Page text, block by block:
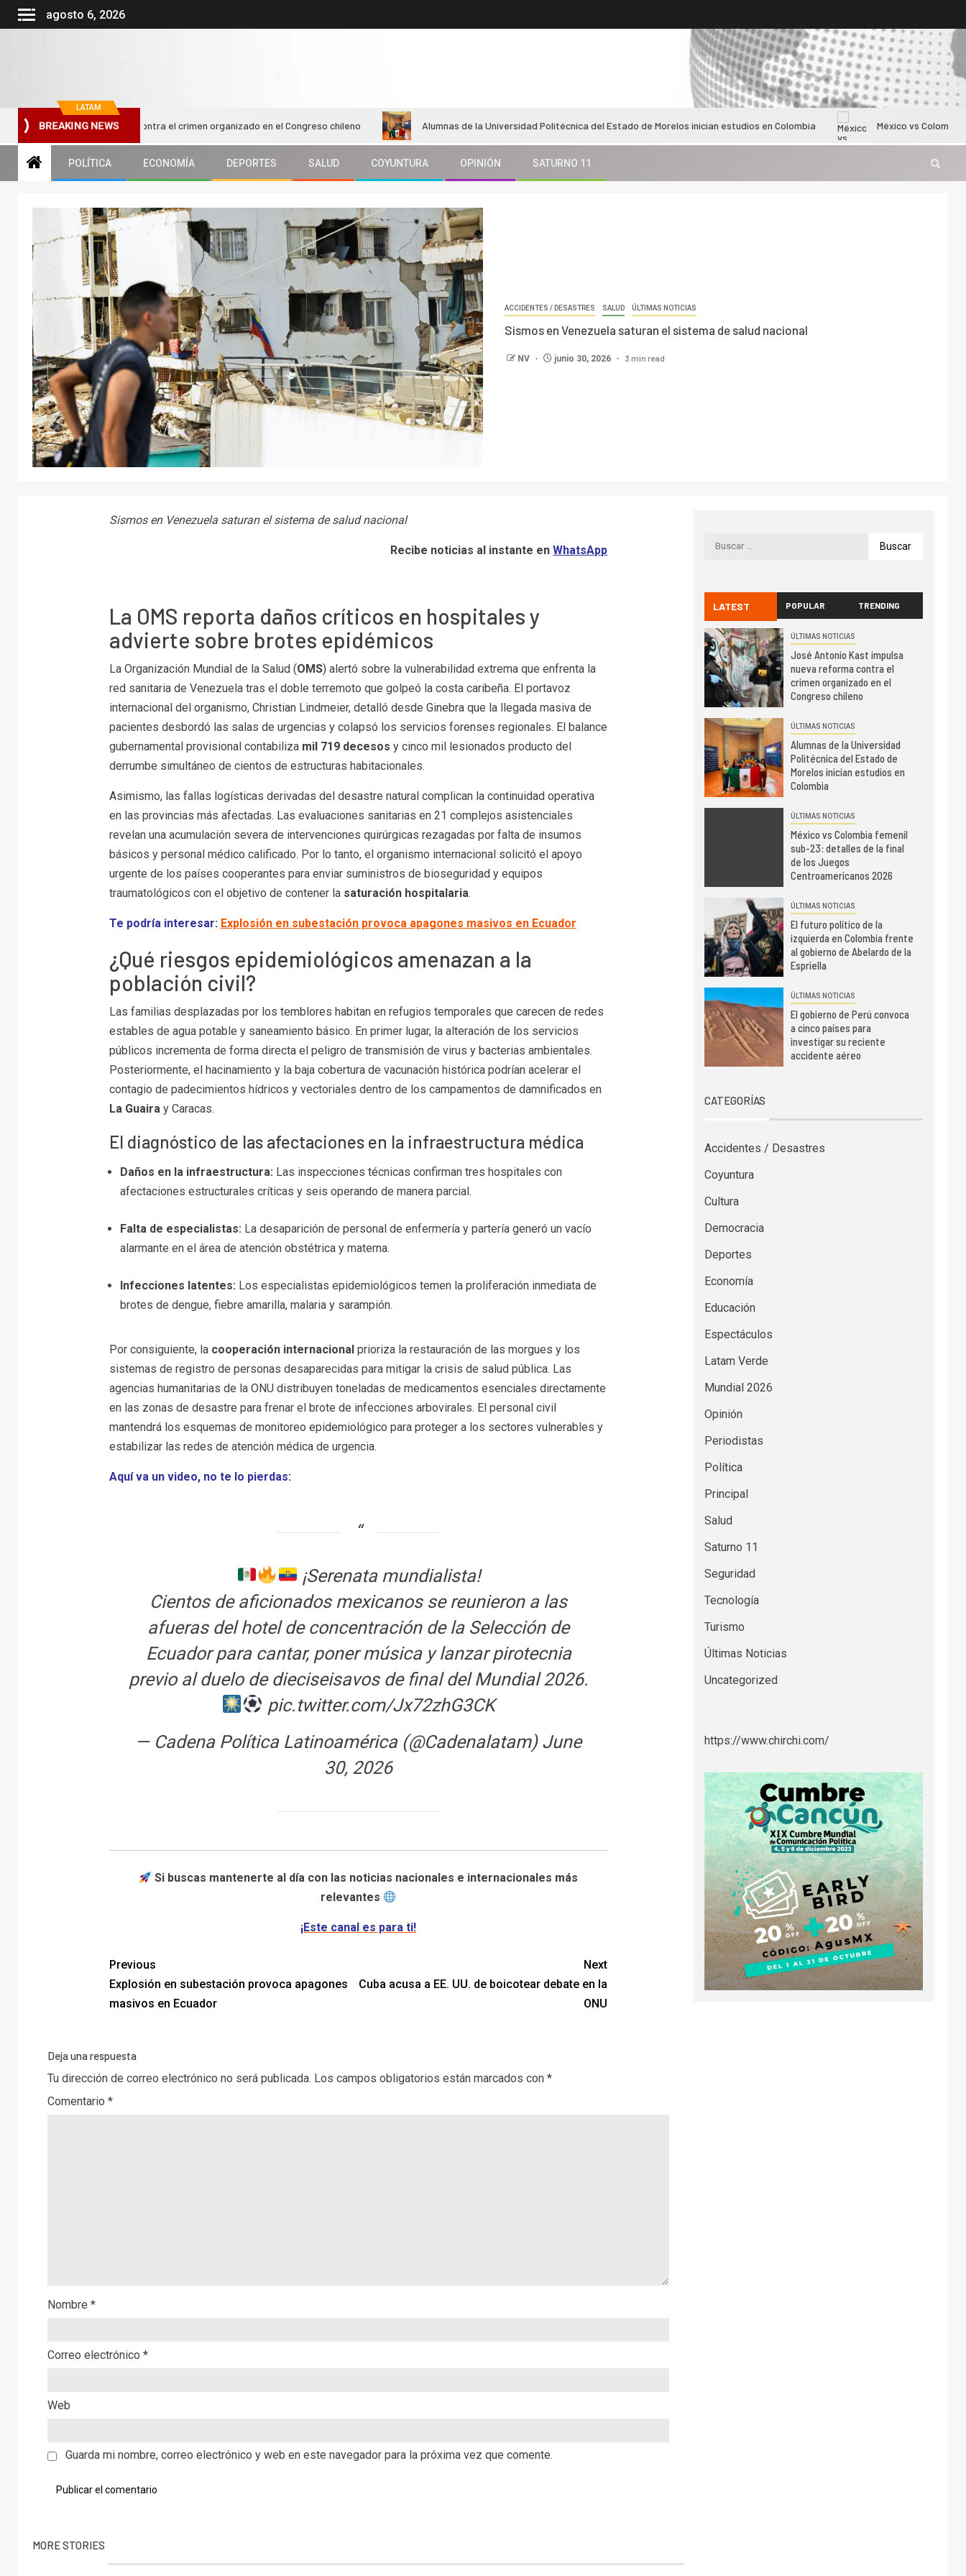
agosto 6, 2026
LATAM
BREAKING NEWS
nueva reforma contra el crimen organizado en el Congreso chileno Alumnas de la Universidad Politécnica del Estado de Morelos inician estudios en Colombia México vs Colombia femenil
POLÍTICA ECONOMÍA DEPORTES SALUD COYUNTURA OPINIÓN SATURNO 11
ACCIDENTES / DESASTRES SALUD ÚLTIMAS NOTICIAS
Sismos en Venezuela saturan el sistema de salud nacional
NV junio 30, 2026 3 min read
Sismos en Venezuela saturan el sistema de salud nacional
Recibe noticias al instante enWhatsApp
La OMS reporta daños críticos en hospitales y
advierte sobre brotes epidémicos
La Organización Mundial de la Salud (OMS) alertó sobre la vulnerabilidad extrema que enfrenta la
red sanitaria de Venezuela tras el doble terremoto que golpeó la costa caribeña. El portavoz
internacional del organismo, Christian Lindmeier, detalló desde Ginebra que la llegada masiva de
pacientes desbordó las salas de urgencias y colapsó los servicios forenses regionales. El balance
gubernamental provisional contabiliza mil 719 decesos y cinco mil lesionados producto del
derrumbe simultáneo de cientos de estructuras habitacionales.
Asimismo, las fallas logísticas derivadas del desastre natural complican la continuidad operativa
en las provincias más afectadas. Las evaluaciones sanitarias en 21 complejos asistenciales
revelan una acumulación severa de intervenciones quirúrgicas rezagadas por falta de insumos
básicos y personal médico calificado. Por lo tanto, el organismo internacional solicitó el apoyo
urgente de los países cooperantes para enviar suministros de bioseguridad y equipos
traumatológicos con el objetivo de contener la saturación hospitalaria.
Te podría interesar: Explosión en subestación provoca apagones masivos en Ecuador
¿Qué riesgos epidemiológicos amenazan a la
población civil?
Las familias desplazadas por los temblores habitan en refugios temporales que carecen de redes
estables de agua potable y saneamiento básico. En primer lugar, la alteración de los servicios
públicos incrementa de forma directa el peligro de transmisión de virus y bacterias ambientales.
Posteriormente, el hacinamiento y la baja cobertura de vacunación histórica podrían acelerar el
contagio de padecimientos hídricos y vectoriales dentro de los campamentos de damnificados en
La Guairay Caracas.
El diagnóstico de las afectaciones en la infraestructura médica
Daños en la infraestructura: Las inspecciones técnicas confirman tres hospitales con
afectaciones estructurales críticas y seis operando de manera parcial.
Falta de especialistas: La desaparición de personal de enfermería y partería generó un vacío
alarmante en el área de atención obstétrica y materna.
Infecciones latentes: Los especialistas epidemiológicos temen la proliferación inmediata de
brotes de dengue, fiebre amarilla, malaria y sarampión.
Por consiguiente, la cooperación internacionalprioriza la restauración de las morgues y los
sistemas de registro de personas desaparecidas para mitigar la crisis de salud pública. Las
agencias humanitarias de la ONU distribuyen toneladas de medicamentos esenciales directamente
en las zonas de desastre para frenar el brote de infecciones arbovirales. El personal civil
mantendrá los esquemas de monitoreo epidemiológico para proteger a los sectores vulnerables y
estabilizar las redes de atención médica de urgencia.
Aquí va un video, no te lo pierdas:
¡Serenata mundialista!
Cientos de aficionados mexicanos se reunieron a las
afueras del hotel de concentración de la Selección de
Ecuador para cantar, poner música y lanzar pirotecnia
previo al duelo de dieciseisavos de final del Mundial 2026.
pic.twitter.com/Jx72zhG3CK
— Cadena Política Latinoamérica (@Cadenalatam) June
30, 2026
Si buscas mantenerte al día con las noticias nacionales e internacionales más
relevantes
¡Este canal es para ti!
Previous
Explosión en subestación provoca apagones
masivos en Ecuador
Next
Cuba acusa a EE. UU. de boicotear debate en la
ONU
Deja una respuesta
Tu dirección de correo electrónico no será publicada. Los campos obligatorios están marcados con *
Comentario *
Nombre *
Correo electrónico *
Web
Guarda mi nombre, correo electrónico y web en este navegador para la próxima vez que comente.
MORE STORIES
LATEST POPULAR TRENDING
ÚLTIMAS NOTICIAS
José Antonio Kast impulsa
nueva reforma contra el
crimen organizado en el
Congreso chileno
ÚLTIMAS NOTICIAS
Alumnas de la Universidad
Politécnica del Estado de
Morelos inician estudios en
Colombia
ÚLTIMAS NOTICIAS
México vs Colombia femenil
sub-23: detalles de la final
de los Juegos
Centroamericanos 2026
ÚLTIMAS NOTICIAS
El futuro político de la
izquierda en Colombia frente
al gobierno de Abelardo de la
Espriella
ÚLTIMAS NOTICIAS
El gobierno de Perú convoca
a cinco países para
investigar su reciente
accidente aéreo
CATEGORÍAS
Accidentes / Desastres
Coyuntura
Cultura
Democracia
Deportes
Economía
Educación
Espectáculos
Latam Verde
Mundial 2026
Opinión
Periodistas
Política
Principal
Salud
Saturno 11
Seguridad
Tecnología
Turismo
Últimas Noticias
Uncategorized
https://www.chirchi.com/